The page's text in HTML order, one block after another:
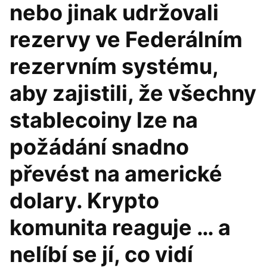
nebo jinak udržovali
rezervy ve Federálním
rezervním systému,
aby zajistili, že všechny
stablecoiny lze na
požádání snadno
převést na americké
dolary. Krypto
komunita reaguje … a
nelíbí se jí, co vidí